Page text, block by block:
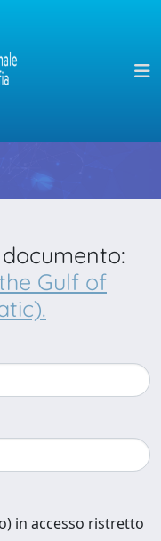
Gulf of
in accesso ristretto